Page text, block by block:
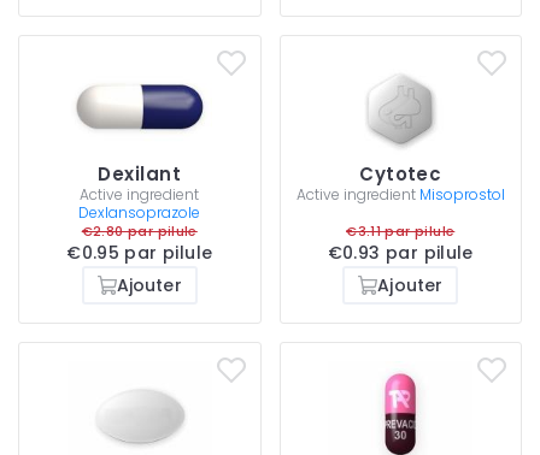
Dexilant
Active ingredient
Dexlansoprazole
€2.80 par pilule
€0.95 par pilule
Ajouter
Cytotec
Active ingredient Misoprostol
€3.11 par pilule
€0.93 par pilule
Ajouter